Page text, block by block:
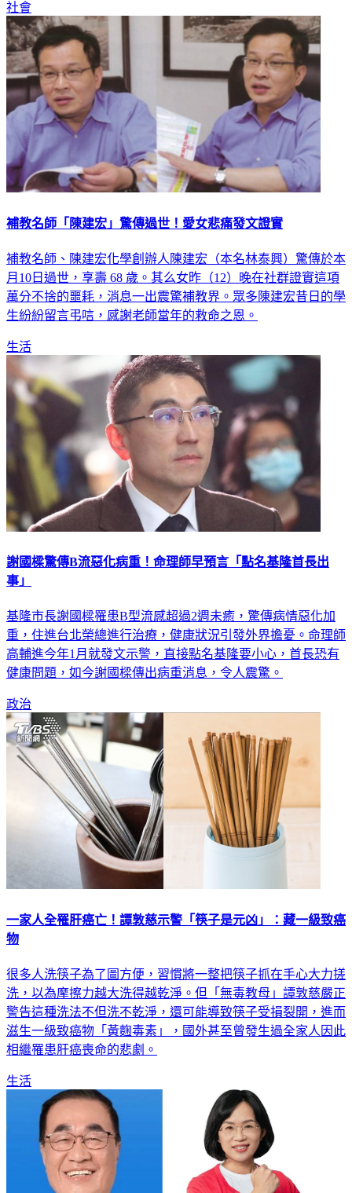
社會
補教名師「陳建宏」驚傳過世！愛女悲痛發文證實
補教名師、陳建宏化學創辦人陳建宏（本名林泰興）驚傳於本
月10日過世，享壽 68 歲。其么女昨（12）晚在社群證實這項
萬分不捨的噩耗，消息一出震驚補教界。眾多陳建宏昔日的學
生紛紛留言弔唁，感謝老師當年的救命之恩。
生活
謝國樑驚傳B流惡化病重！命理師早預言「點名基隆首長出
事」
基隆市長謝國樑罹患B型流感超過2週未癒，驚傳病情惡化加
重，住進台北榮總進行治療，健康狀況引發外界擔憂。命理師
高輔進今年1月就發文示警，直接點名基隆要小心，首長恐有
健康問題，如今謝國樑傳出病重消息，令人震驚。
政治
一家人全罹肝癌亡！譚敦慈示警「筷子是元凶」：藏一級致癌
物
很多人洗筷子為了圖方便，習慣將一整把筷子抓在手心大力搓
洗，以為摩擦力越大洗得越乾淨。但「無毒教母」譚敦慈嚴正
警告這種洗法不但洗不乾淨，還可能導致筷子受損裂開，進而
滋生一級致癌物「黃麴毒素」，國外甚至曾發生過全家人因此
相繼罹患肝癌喪命的悲劇。
生活